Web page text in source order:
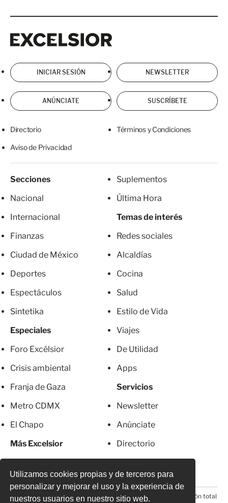
Utilizamos cookies propias y de terceros para
personalizar y mejorar el uso y la experiencia de
nuestros usuarios en nuestro sitio web.
INICIAR SESIÓN NEWSLETTER
ANÚNCIATE SUSCRÍBETE
Directorio Términos y Condiciones
Aviso de Privacidad
Secciones
Nacional
Internacional
Finanzas
Ciudad de México
Deportes
Espectáculos
Sintetika
Especiales
Foro Excélsior
Crisis ambiental
Franja de Gaza
Metro CDMX
El Chapo
Más Excelsior
Suplementos
Última Hora
Temas de interés
Redes sociales
Alcaldías
Cocina
Salud
Estilo de Vida
Viajes
De Utilidad
Apps
Servicios
Newsletter
Anúnciate
Directorio
© 2026 Todos los derechos reservados. Prohibida la reproducción total